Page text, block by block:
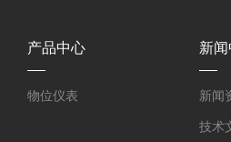
产品中心
物位仪表
新
新闻
技术